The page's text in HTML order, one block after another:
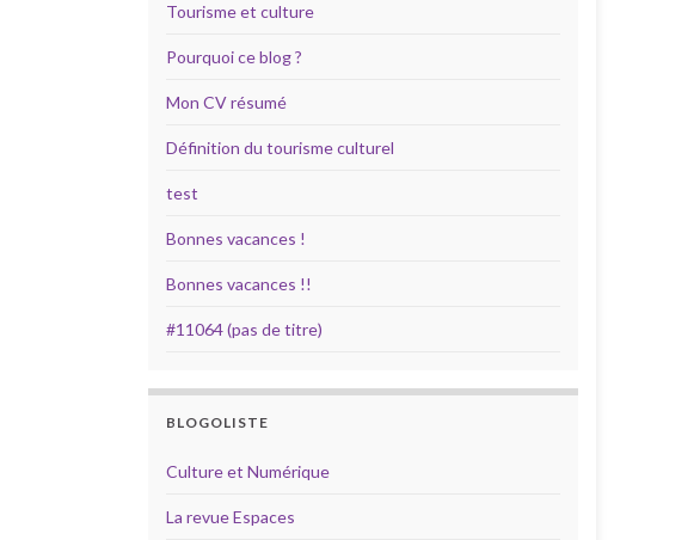
Tourisme et culture
Pourquoi ce blog ?
Mon CV résumé
Définition du tourisme culturel
test
Bonnes vacances !
Bonnes vacances !!
#11064 (pas de titre)
BLOGOLISTE
Culture et Numérique
La revue Espaces